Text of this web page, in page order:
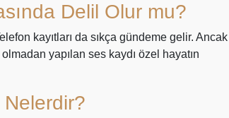
Delil Olur mu?
kayıtları da sıkça gündeme gelir. Ancak
yapılan ses kaydı özel hayatın
Nelerdir?